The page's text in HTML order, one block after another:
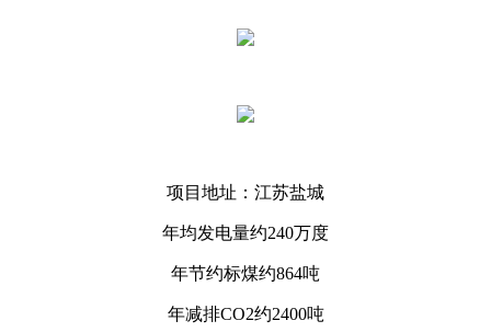
项目地址：江苏盐城
年均发电量约240万度
年节约标煤约864吨
年减排CO2约2400吨